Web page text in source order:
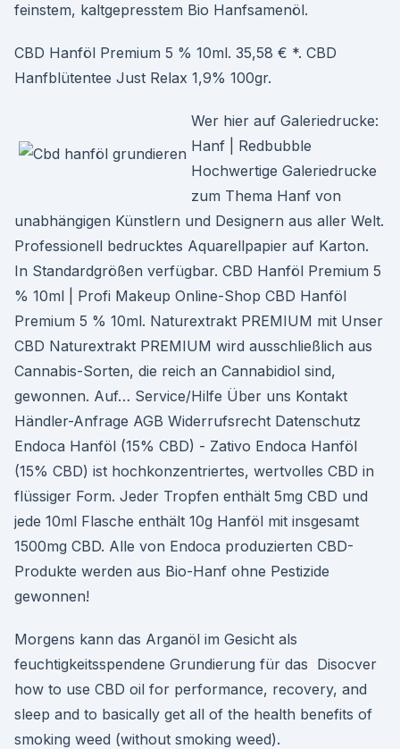
feinstem, kaltgepresstem Bio Hanfsamenöl.
CBD Hanföl Premium 5 % 10ml. 35,58 € *. CBD
Hanfblütentee Just Relax 1,9% 100gr.
Wer hier auf Galeriedrucke:
Hanf | Redbubble
Hochwertige Galeriedrucke
zum Thema Hanf von
unabhängigen Künstlern und Designern aus aller Welt.
Professionell bedrucktes Aquarellpapier auf Karton.
In Standardgrößen verfügbar. CBD Hanföl Premium 5
% 10ml | Profi Makeup Online-Shop CBD Hanföl
Premium 5 % 10ml. Naturextrakt PREMIUM mit Unser
CBD Naturextrakt PREMIUM wird ausschließlich aus
Cannabis-Sorten, die reich an Cannabidiol sind,
gewonnen. Auf… Service/Hilfe Über uns Kontakt
Händler-Anfrage AGB Widerrufsrecht Datenschutz
Endoca Hanföl (15% CBD) - Zativo Endoca Hanföl
(15% CBD) ist hochkonzentriertes, wertvolles CBD in
flüssiger Form. Jeder Tropfen enthält 5mg CBD und
jede 10ml Flasche enthält 10g Hanföl mit insgesamt
1500mg CBD. Alle von Endoca produzierten CBD-
Produkte werden aus Bio-Hanf ohne Pestizide
gewonnen!
Morgens kann das Arganöl im Gesicht als
feuchtigkeitsspendene Grundierung für das Disocver
how to use CBD oil for performance, recovery, and
sleep and to basically get all of the health benefits of
smoking weed (without smoking weed).